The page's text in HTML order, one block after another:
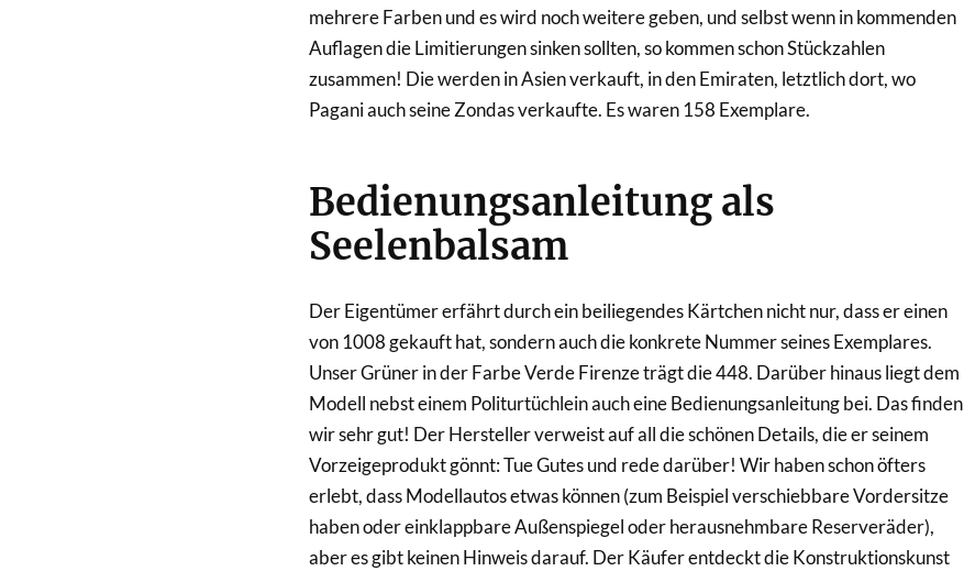
mehrere Farben und es wird noch weitere geben, und selbst wenn in kommenden
Auflagen die Limitierungen sinken sollten, so kommen schon Stückzahlen
zusammen! Die werden in Asien verkauft, in den Emiraten, letztlich dort, wo
Pagani auch seine Zondas verkaufte. Es waren 158 Exemplare.
Bedienungsanleitung als
Seelenbalsam
Der Eigentümer erfährt durch ein beiliegendes Kärtchen nicht nur, dass er einen
von 1008 gekauft hat, sondern auch die konkrete Nummer seines Exemplares.
Unser Grüner in der Farbe Verde Firenze trägt die 448. Darüber hinaus liegt dem
Modell nebst einem Politurtüchlein auch eine Bedienungsanleitung bei. Das finden
wir sehr gut! Der Hersteller verweist auf all die schönen Details, die er seinem
Vorzeigeprodukt gönnt: Tue Gutes und rede darüber! Wir haben schon öfters
erlebt, dass Modellautos etwas können (zum Beispiel verschiebbare Vordersitze
haben oder einklappbare Außenspiegel oder herausnehmbare Reserveräder),
aber es gibt keinen Hinweis darauf. Der Käufer entdeckt die Konstruktionskunst